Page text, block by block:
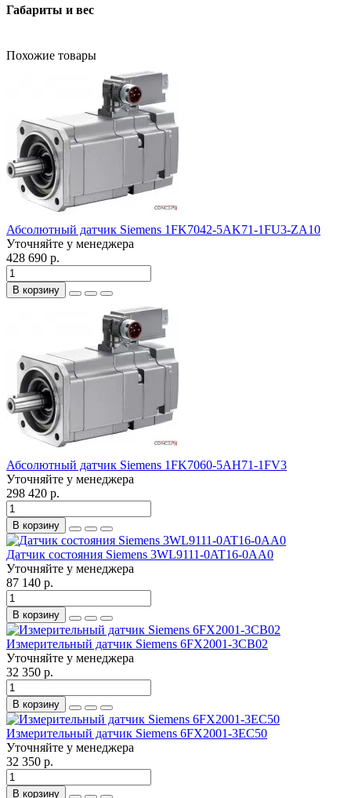
Габариты и вес
Похожие товары
Абсолютный датчик Siemens 1FK7042-5AK71-1FU3-ZA10
Уточняйте у менеджера
428 690 р.
В корзину
Абсолютный датчик Siemens 1FK7060-5AH71-1FV3
Уточняйте у менеджера
298 420 р.
В корзину
Датчик состояния Siemens 3WL9111-0AT16-0AA0
Уточняйте у менеджера
87 140 р.
В корзину
Измерительный датчик Siemens 6FX2001-3CB02
Уточняйте у менеджера
32 350 р.
В корзину
Измерительный датчик Siemens 6FX2001-3EC50
Уточняйте у менеджера
32 350 р.
В корзину